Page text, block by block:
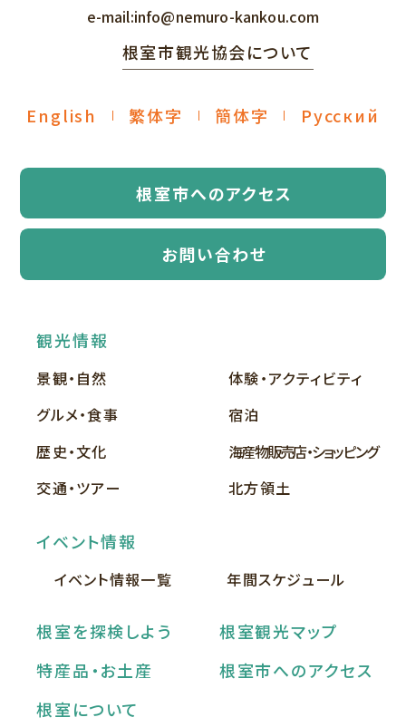
e-mail:info@nemuro-kankou.com
根室市観光協会について
English 繁体字 簡体字 Русский
根室市へのアクセス
お問い合わせ
観光情報
景観・自然
体験・アクティビティ
グルメ・食事
宿泊
歴史・文化
海産物販売店・ショッピング
交通・ツアー
北方領土
イベント情報
イベント情報一覧 年間スケジュール
根室を探検しよう
根室観光マップ
特産品・お土産
根室市へのアクセス
根室について